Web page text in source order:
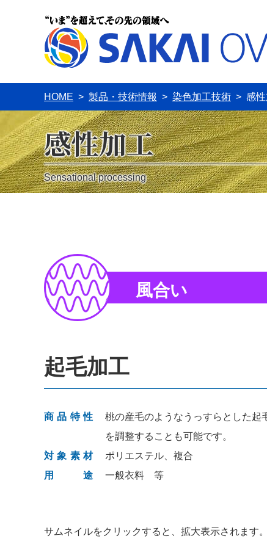
HOME > 製品・技術情報 > 染色加工技術 > 感性
感性加工
Sensational processing
風合い
起毛加工
商品特性
桃の産毛のようなうっすらとした起
を調整することも可能です。
対象素材
ポリエステル、複合
用途
一般衣料 等
サムネイルをクリックすると、拡大表示されます。